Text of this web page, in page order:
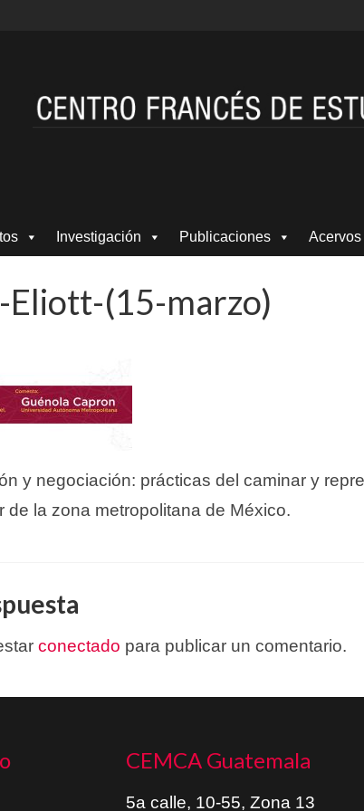
Investigación Publicaciones Acervos
Eliott-(15-marzo)
y negociación: prácticas del caminar y
de la zona metropolitana de México.
conectado para publicar un comentario.
CEMCA Guatemala
5a calle, 10-55, Zona 13